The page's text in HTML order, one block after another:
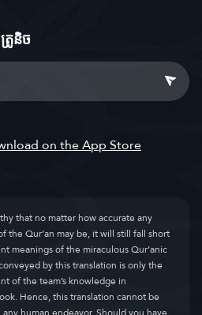
រូនិច
that no matter how accurate any
the Qur’an may be, it will still fall short
meanings of the miraculous Qur’anic
by this translation is only the
of the team’s knowledge in
Hence, this translation cannot be